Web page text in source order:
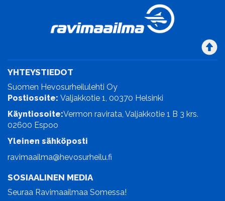
YHTEYSTIEDOT
Suomen Hevosurheilulehti Oy
Postiosoite: Valjakkotie 1, 00370 Helsinki
Käyntiosoite:Vermon ravirata, Valjakkotie 1 B 3 krs.
02600 Espoo
Yleinen sähköposti
ravimaailma@hevosurheilu.fi
SOSIAALINEN MEDIA
Seuraa Ravimaailmaa Somessa!